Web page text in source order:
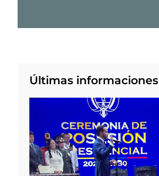
Últimas informaciones